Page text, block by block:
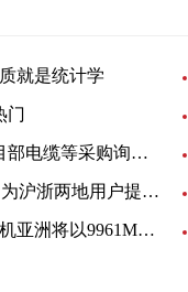
就是统计学
门
中铁大桥局沈白高铁吉林段7标项目部电缆等采购询价_当前观点
打造多个“沪浙毗邻”供电服务联盟 为沪浙两地用户提供优质便捷的用电服务体验 环球观察
2030年全球累计漂浮式海上风电装机亚洲将以9961MW展现出巨大市场潜力